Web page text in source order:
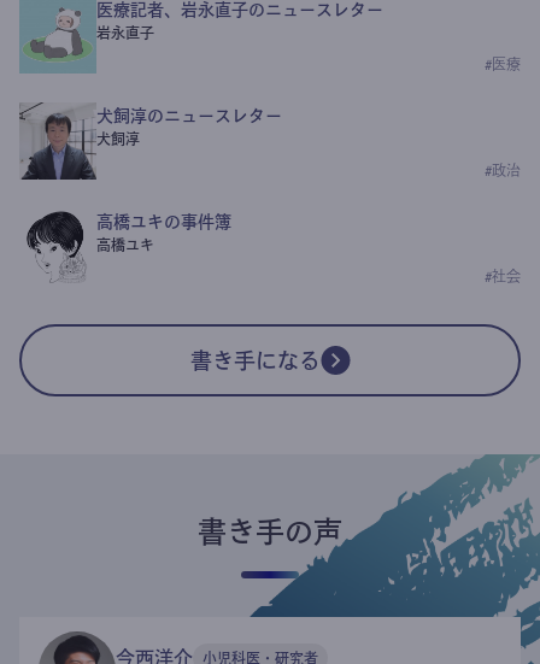
医療記者、岩永直子のニュースレター
岩永直子
# 医療
犬飼淳のニュースレター
犬飼淳
#政治
高橋ユキの事件簿
高橋ユキ
#社会
書き手になる
書き手の声
今西洋介 小児科医・研究者